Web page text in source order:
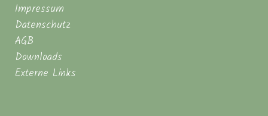
Impressum
Datenschutz
AGB
Downloads
Externe Links